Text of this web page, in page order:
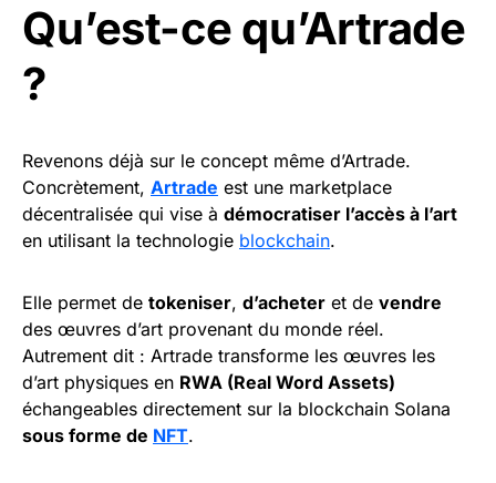
Qu’est-ce qu’Artrade
?
Revenons déjà sur le concept même d’Artrade.
Concrètement, Artrade est une marketplace
décentralisée qui vise à démocratiser l’accès à l’art
en utilisant la technologie blockchain.
Elle permet de tokeniser, d’acheter et de vendre
des œuvres d’art provenant du monde réel.
Autrement dit : Artrade transforme les œuvres les
d’art physiques en RWA (Real Word Assets)
échangeables directement sur la blockchain Solana
sous forme de NFT.